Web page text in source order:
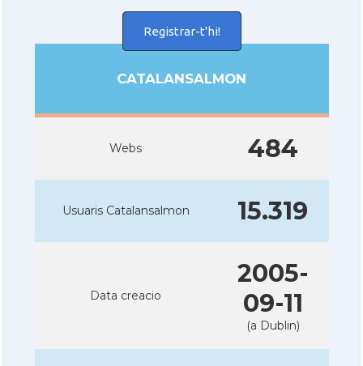
Registrar-t'hi!
CATALANSALMON
Webs 484
Usuaris Catalansalmon 15.319
Data creacio
2005-
09-11
(a Dublin)